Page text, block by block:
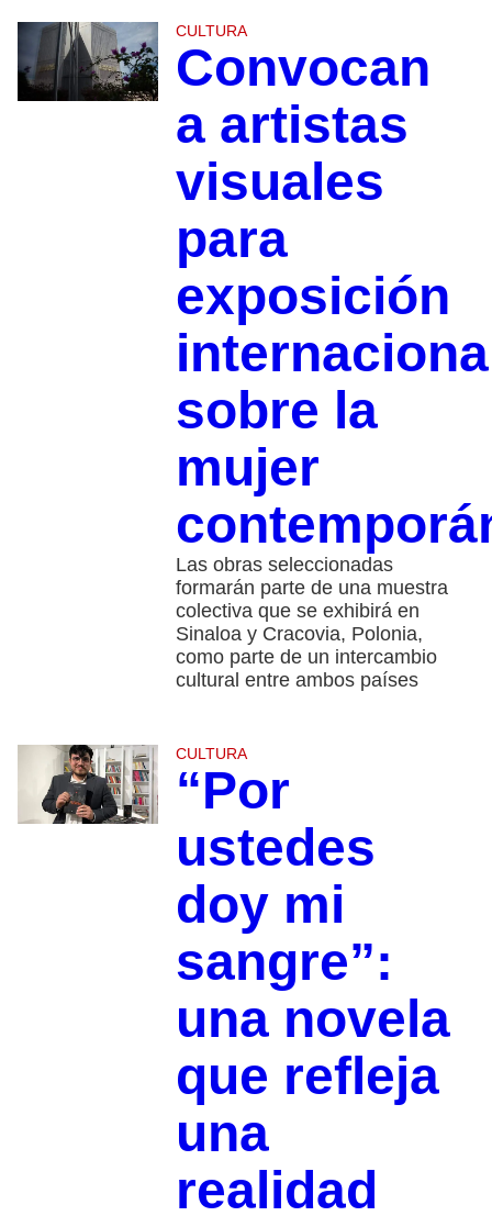
CULTURA
Convocan
a artistas
visuales
para
exposición
sobre la
mujer
Las obras seleccionadas
formarán parte de una muestra
colectiva que se exhibirá en
Sinaloa y Cracovia, Polonia,
como parte de un intercambio
cultural entre ambos países
CULTURA
“Por
ustedes
doy mi
sangre”:
una novela
que refleja
una
realidad